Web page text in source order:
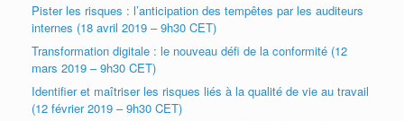
Pister les risques : l’anticipation des tempêtes par les auditeurs
internes (18 avril 2019 – 9h30 CET)
Transformation digitale : le nouveau défi de la conformité (12
mars 2019 – 9h30 CET)
Identifier et maîtriser les risques liés à la qualité de vie au travail
(12 février 2019 – 9h30 CET)